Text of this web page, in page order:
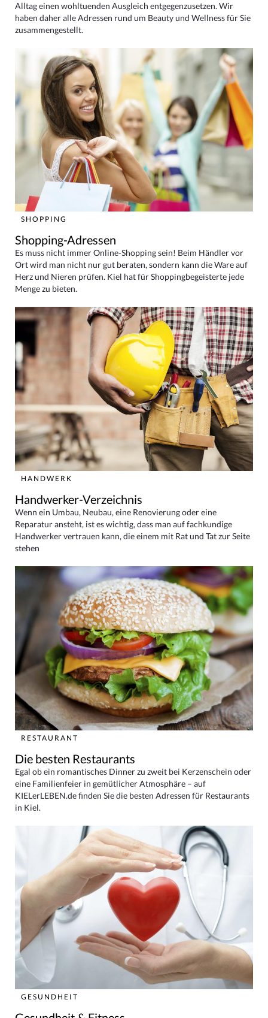
Alltag einen wohltuenden Ausgleich entgegenzusetzen. Wir
haben daher alle Adressen rund um Beauty und Wellness für Sie
zusammengestellt.
SHOPPING
Shopping-Adressen
Es muss nicht immer Online-Shopping sein! Beim Händler vor
Ort wird man nicht nur gut beraten, sondern kann die Ware auf
Herz und Nieren prüfen. Kiel hat für Shoppingbegeisterte jede
Menge zu bieten.
HANDWERK
Handwerker-Verzeichnis
Wenn ein Umbau, Neubau, eine Renovierung oder eine
Reparatur ansteht, ist es wichtig, dass man auf fachkundige
Handwerker vertrauen kann, die einem mit Rat und Tat zur Seite
stehen
RESTAURANT
Die besten Restaurants
Egal ob ein romantisches Dinner zu zweit bei Kerzenschein oder
eine Familienfeier in gemütlicher Atmosphäre – auf
KIELerLEBEN.de finden Sie die besten Adressen für Restaurants
in Kiel.
GESUNDHEIT